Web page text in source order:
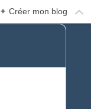
+ Créer mon blog